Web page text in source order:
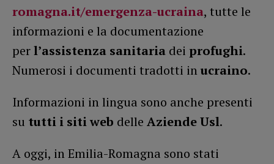
romagna.it/emergenza-ucraina, tutte le
informazioni e la documentazione
perl’assistenza sanitaria dei profughi.
Numerosi i documenti tradotti inucraino.
Informazioni in lingua sono anche presenti
su tutti i siti web delle Aziende Usl.
A oggi, in Emilia-Romagna sono stati